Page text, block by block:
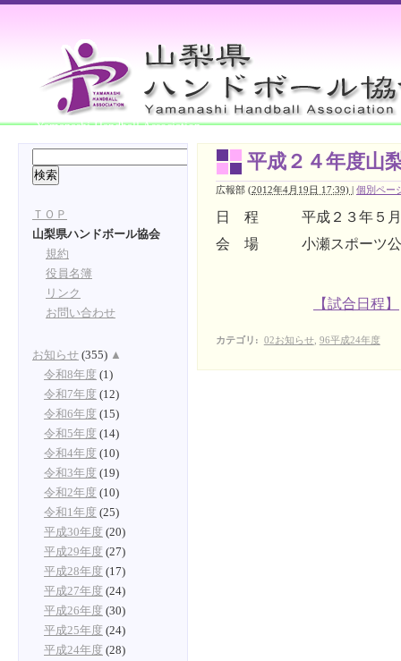
Yamanashi Handball Association
平成２４年度山
広報部 (2012年4月19日 17:39) | 個別ペー
日 程 平成２３ 年５
会 場 小瀬スポーツ公園
【試合日程】
カテゴリ : 02お知らせ, 96平成24年度
ＴＯＰ
山梨県ハンドボール協会
規約
役員名簿
リンク
お問い合わせ
お知らせ (355) ▲
令和8年度 (1)
令和7年度 (12)
令和6年度 (15)
令和5年度 (14)
令和4年度 (10)
令和3年度 (19)
令和2年度 (10)
令和1年度 (25)
平成30年度 (20)
平成29年度 (27)
平成28年度 (17)
平成27年度 (24)
平成26年度 (30)
平成25年度 (24)
平成24年度 (28)